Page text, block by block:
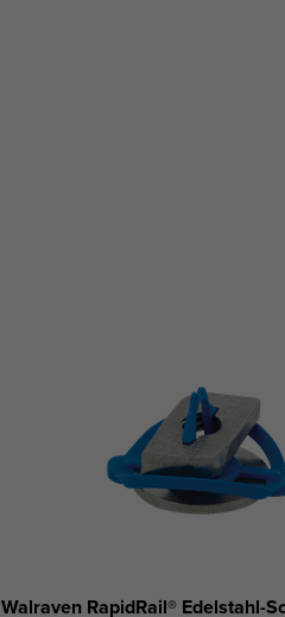
Walraven RapidRail® Edelstahl-